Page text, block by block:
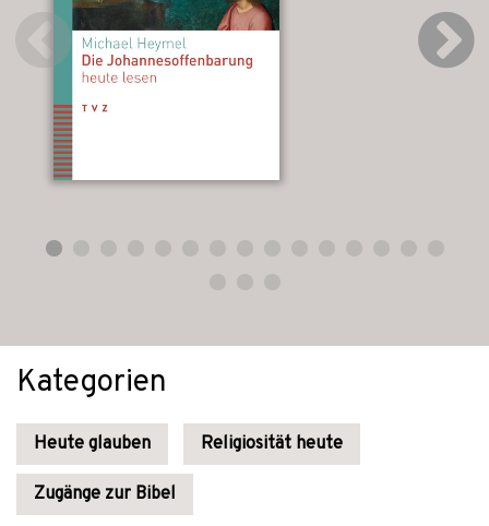
Kategorien
Heute glauben Religiosität heute
Zugänge zur Bibel